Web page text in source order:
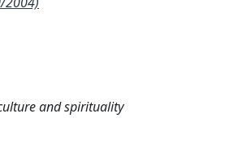
and spirituality